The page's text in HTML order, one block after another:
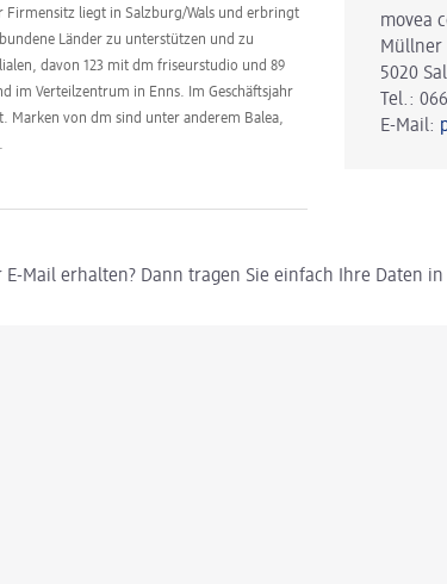
Firmensitz liegt in Salzburg/Wals und erbringt
Länder zu unterstützen und zu
davon 123 mit dm friseurstudio und 89
im Verteilzentrum in Enns. Im Geschäftsjahr
Marken von dm sind unter anderem Balea,
movea
Müllner
5020
Tel.:
E-Mail:
Mail erhalten? Dann tragen Sie einfach Ihre Daten